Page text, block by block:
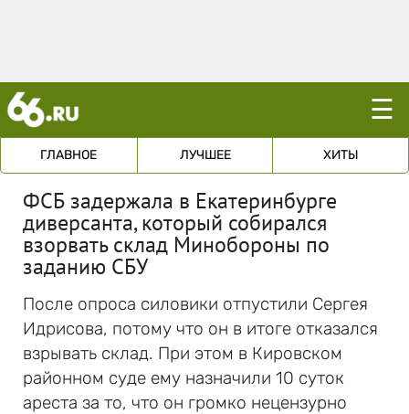
☰
ГЛАВНОЕ ЛУЧШЕЕ ХИТЫ
ФСБ задержала в Екатеринбурге
диверсанта, который собирался
взорвать склад Минобороны по
заданию СБУ
После опроса силовики отпустили Сергея
Идрисова, потому что он в итоге отказался
взрывать склад. При этом в Кировском
районном суде ему назначили 10 суток
ареста за то, что он громко нецензурно